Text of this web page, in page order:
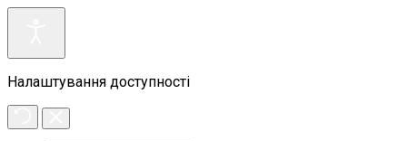
Налаштування доступності